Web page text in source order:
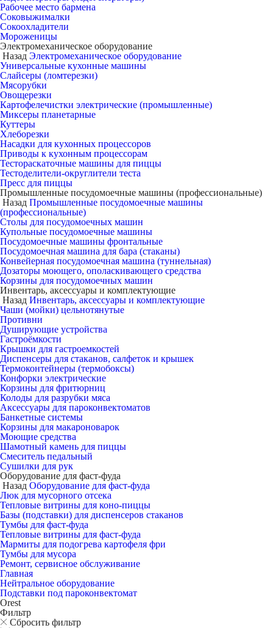
Рабочее место бармена
Соковыжималки
Сокоохладители
Мороженицы
Электромеханическое оборудование
Назад Электромеханическое оборудование
Универсальные кухонные машины
Слайсеры (ломтерезки)
Мясорубки
Овощерезки
Картофелечистки электрические (промышленные)
Миксеры планетарные
Куттеры
Хлеборезки
Насадки для кухонных процессоров
Приводы к кухонным процессорам
Тестораскаточные машины для пиццы
Тестоделители-округлители теста
Пресс для пиццы
Промышленные посудомоечные машины (профессиональные)
Назад Промышленные посудомоечные машины
(профессиональные)
Столы для посудомоечных машин
Купольные посудомоечные машины
Посудомоечные машины фронтальные
Посудомоечная машина для бара (стаканы)
Конвейерная посудомоечная машина (туннельная)
Дозаторы моющего, ополаскивающего средства
Корзины для посудомоечных машин
Инвентарь, аксессуары и комплектующие
Назад Инвентарь, аксессуары и комплектующие
Чаши (мойки) цельнотянутые
Противни
Душирующие устройства
Гастроёмкости
Крышки для гастроемкостей
Диспенсеры для стаканов, салфеток и крышек
Термоконтейнеры (термобоксы)
Конфорки электрические
Корзины для фритюрниц
Колоды для разрубки мяса
Аксессуары для пароконвектоматов
Банкетные системы
Корзины для макароноварок
Моющие средства
Шамотный камень для пиццы
Смеситель педальный
Сушилки для рук
Оборудование для фаст-фуда
Назад Оборудование для фаст-фуда
Люк для мусорного отсека
Тепловые витрины для коно-пиццы
Базы (подставки) для диспенсеров стаканов
Тумбы для фаст-фуда
Тепловые витрины для фаст-фуда
Мармиты для подогрева картофеля фри
Тумбы для мусора
Ремонт, сервисное обслуживание
Главная
Нейтральное оборудование
Подставки под пароконвектомат
Orest
Фильтр
Сбросить фильтр